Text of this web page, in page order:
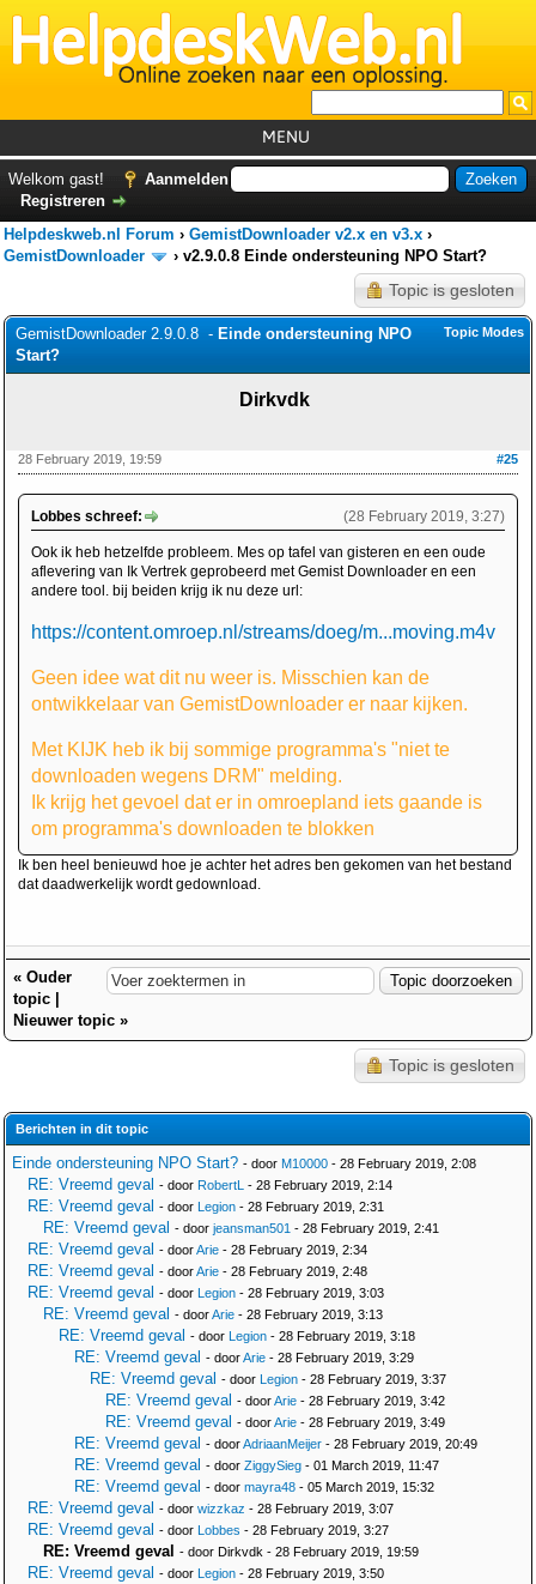
MENU
Foutcodes
GemistDownloader*
Forum
Welkom gast!
Aanmelden
Registreren
Helpdeskweb.nl Forum › GemistDownloader v2.x en v3.x ›
GemistDownloader
› v2.9.0.8 Einde ondersteuning NPO Start?
Topic is gesloten
Topic Modes
GemistDownloader 2.9.0.8 - Einde ondersteuning NPO
Start?
Dirkvdk
#25
28 February 2019, 19:59
(28 February 2019, 3:27)
Lobbes schreef:
Ook ik heb hetzelfde probleem. Mes op tafel van gisteren en een oude
aflevering van Ik Vertrek geprobeerd met Gemist Downloader en een
andere tool. bij beiden krijg ik nu deze url:
https://content.omroep.nl/streams/doeg/m...moving.m4v
Geen idee wat dit nu weer is. Misschien kan de
ontwikkelaar van GemistDownloader er naar kijken.
Met KIJK heb ik bij sommige programma's "niet te
downloaden wegens DRM" melding.
Ik krijg het gevoel dat er in omroepland iets gaande is
om programma's downloaden te blokken
Ik ben heel benieuwd hoe je achter het adres ben gekomen van het bestand
dat daadwerkelijk wordt gedownload.
« Ouder
topic
Nieuwer topic »
Topic is gesloten
Berichten in dit topic
Einde ondersteuning NPO Start? - door M10000 - 28 February 2019, 2:08
RE: Vreemd geval - door RobertL - 28 February 2019, 2:14
RE: Vreemd geval - door Legion - 28 February 2019, 2:31
RE: Vreemd geval - door jeansman501 - 28 February 2019, 2:41
RE: Vreemd geval - doorArie - 28 February 2019, 2:34
RE: Vreemd geval - doorArie - 28 February 2019, 2:48
RE: Vreemd geval - door Legion - 28 February 2019, 3:03
RE: Vreemd geval - doorArie - 28 February 2019, 3:13
RE: Vreemd geval - door Legion - 28 February 2019, 3:18
RE: Vreemd geval - doorArie - 28 February 2019, 3:29
RE: Vreemd geval - door Legion - 28 February 2019, 3:37
RE: Vreemd geval - doorArie - 28 February 2019, 3:42
RE: Vreemd geval - doorArie - 28 February 2019, 3:49
RE: Vreemd geval - doorAdriaanMeijer - 28 February 2019, 20:49
RE: Vreemd geval - door ZiggySieg - 01 March 2019, 11:47
RE: Vreemd geval - door mayra48 - 05 March 2019, 15:32
RE: Vreemd geval - door wizzkaz - 28 February 2019, 3:07
RE: Vreemd geval - door Lobbes - 28 February 2019, 3:27
RE: Vreemd geval - door Dirkvdk - 28 February 2019, 19:59
RE: Vreemd geval - door Legion - 28 February 2019, 3:50